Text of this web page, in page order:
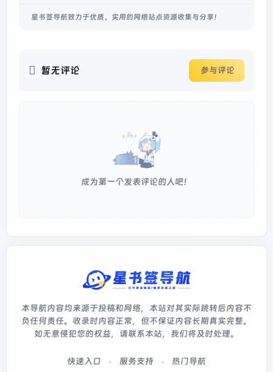
星书签导航致力于优质、实用的网络站点资源收集与分享！
暂无评论 参与评论
成为第一个发表评论的人吧！
本导航内容均来源于投稿和网络，本站对其实际跳转后内容不
负任何责任。收录时内容正常，但不保证内容长期真实完整。
如无意侵犯您的权益，请联系本站，我们将及时处理。
快速入口 服务支持 热门导航